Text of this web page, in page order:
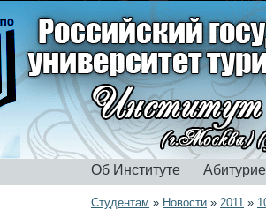
Об Институте
Студентам » Новости » 2011 »